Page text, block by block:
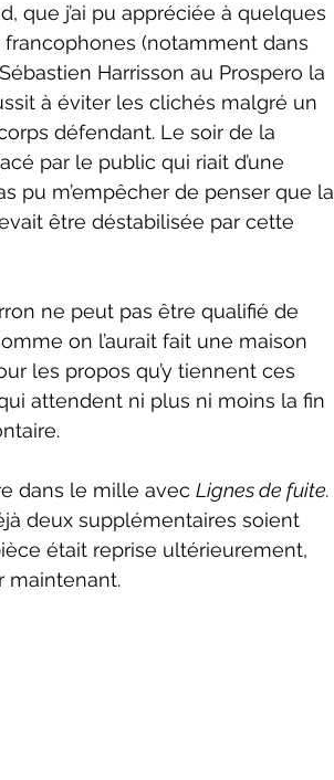
que j’ai pu appréciée à quelques
(notamment dans
Harrisson au Prospero la
à éviter les clichés malgré un
défendant. Le soir de la
par le public qui riait d’une
pu m’empêcher de penser que la
être déstabilisée par cette
on l’aurait fait une maison
les propos qu’y tiennent ces
attendent ni plus ni moins la fin
dans le mille avec
Lignes de fuite.
deux supplémentaires soient
était reprise ultérieurement,
maintenant.